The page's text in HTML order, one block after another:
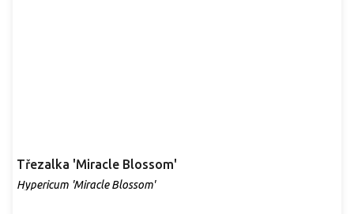
Třezalka 'Miracle Blossom'
Hypericum 'Miracle Blossom'